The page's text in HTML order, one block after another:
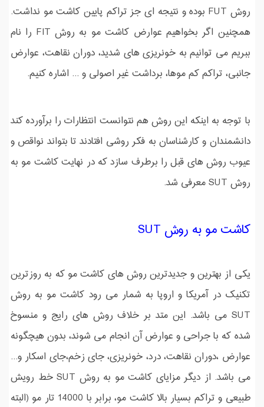
روش FUT بوده و نتیجه ای جز تراکم پایین کاشت مو نداشت.
همچنین اگر بخواهیم عوارض کاشت مو به روش FIT را نام
ببریم می توانیم به خونریزی های شدید، دوران نقاهت، عوارض
جانبی، تراکم کم موها، برداشت غیر اصولی و ... اشاره کنیم.
با توجه به اینکه این روش هم نتوانست انتظارات را برآورده کند
دانشمندان و کارشناسان به فکر روشی افتادند تا بتواند نواقص و
عیوب روش های قبل را برطرف سازد که در نهایت کاشت مو به
روش SUT معرفی شد.
کاشت مو به روش SUT
یکی از بهترین و جدیدترین روش های کاشت مو که به روزترین
تكنیک در آمریكا و اروپا به شمار می رود کاشت مو به روش
SUT می باشد. این متد بر خلاف روش های رایج و منسوخ
شده که با جراحی و عوارض آن انجام می شوند، بدون هیچگونه
عوارض ،دوران نقاهت، درد، خونریزی، جای زخم،جای اسکار و...
می باشد. از دیگر مزایای کاشت مو به روش SUT خط رویش
طبیعی و تراکم بسیار بالا کاشت مو، برابر با 14000 تار مو (البته